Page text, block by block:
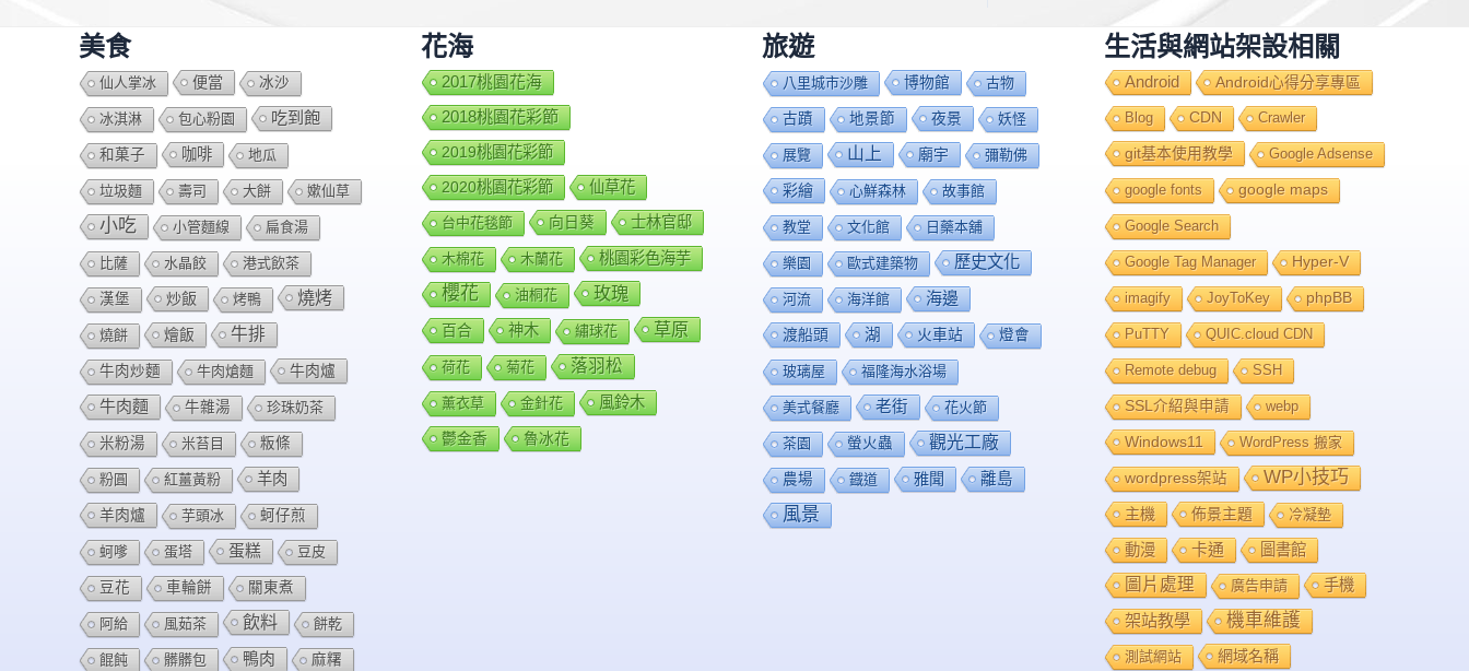
美食
仙人掌冰 便當 冰沙
冰淇淋 包心粉園 吃到飽
和菓子 咖啡 地瓜
垃圾麵 壽司 大餅 嫰仙草
小吃 小管麵線 扁食湯
比薩 水晶餃 港式飲茶
漢堡 炒飯 烤鴨 燒烤
燒餅 燴飯 牛排
牛肉炒麵 牛肉熗麵 牛肉爐
牛肉麵 牛雜湯 珍珠奶茶
米粉湯 米苔目 粄條
粉圓 紅薑黃粉 羊肉
羊肉爐 芋頭冰 蚵仔煎
蚵嗲 蛋塔 蛋糕 豆皮
豆花 車輪餅 關東煮
阿給 風茹茶 飲料 餅乾
餛飩 髒髒包 鴨肉 麻糬
花海
2017桃園花海
2018桃園花彩節
2019桃園花彩節
2020桃園花彩節
仙草花
台中花毯節 向日葵 士林官邸
木棉花 木蘭花 桃園彩色海芋
櫻花 油桐花 玫瑰
百合 神木 繡球花 草原
荷花 菊花 落羽松
薰衣草 金針花 風鈴木
鬱金香 魯冰花
旅遊
八里城市沙雕 博物館 古物
古蹟 地景節 夜景 妖怪
展覽 山上 廟宇 彌勒佛
彩繪 心鮮森林 故事館
教堂 文化館 日藥本舖
樂園 歐式建築物 歷史文化
河流 海洋館 海邊
渡船頭 湖 火車站 燈會
玻璃屋 福隆海水浴場
美式餐廳 老街 花火節
茶園 螢火蟲 觀光工廠
農場 鐡道 雅聞 離島
風景
生活與網站架設相關
Android Android心得分享專區
Blog CDN Crawler
git基本使用教學 Google Adsense
google fonts google maps
Google Search
Google Tag Manager Hyper-V
imagify JoyToKey phpBB
PuTTY QUIC.cloud CDN
Remote debug SSH
SSL介紹與申請 webp
Windows11 WordPress 搬家
wordpress架站 WP小技巧
主機 佈景主題 冷凝墊
動漫 卡通 圖書館
圖片處理 廣告申請 手機
架站教學 機車維護
測試網站 網域名稱